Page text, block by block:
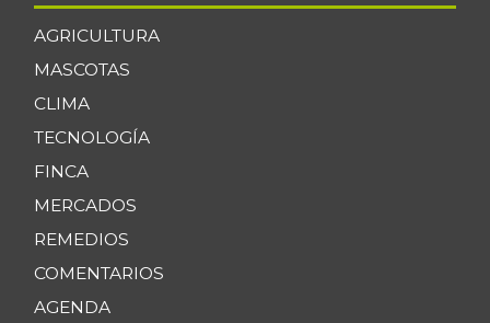
AGRICULTURA
MASCOTAS
CLIMA
TECNOLOGÍA
FINCA
MERCADOS
REMEDIOS
COMENTARIOS
AGENDA